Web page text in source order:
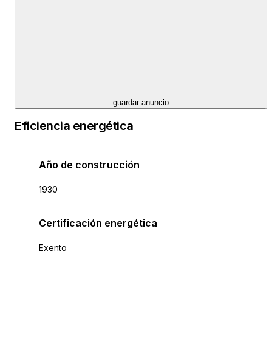
guardar anuncio
Eficiencia energética
Año de construcción
1930
Certificación energética
Exento